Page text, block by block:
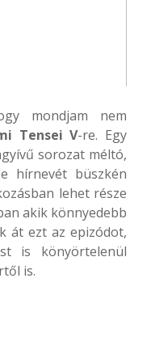
mondjam nem
Tensei V-re. Egy
sorozat méltó,
hírnevét büszkén
lehet része
akik könnyedebb
át ezt az epizódot,
is könyörtelenül
is.